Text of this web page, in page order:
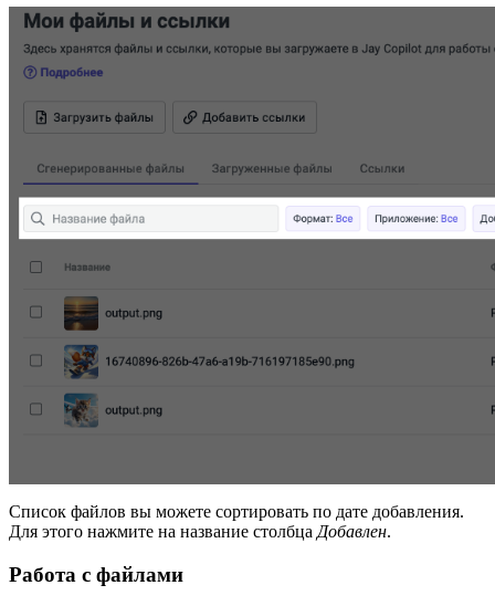
Список файлов вы можете сортировать по дате добавления.
Для этого нажмите на название столбцаДобавлен.
Работа с файлами